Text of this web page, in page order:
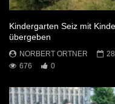
Kindergarten Seiz mit
übergeben
NORBERT ORTNER
676
0